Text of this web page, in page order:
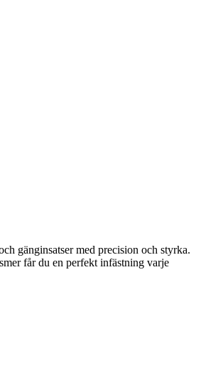
gänginsatser med precision och styrka.
får du en perfekt infästning varje